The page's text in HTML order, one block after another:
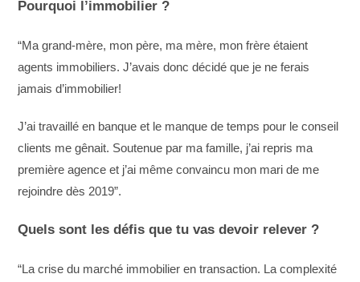
Pourquoi l’immobilier ?
“Ma grand-mère, mon père, ma mère, mon frère étaient
agents immobiliers. J’avais donc décidé que je ne ferais
jamais d’immobilier!
J’ai travaillé en banque et le manque de temps pour le conseil
clients me gênait. Soutenue par ma famille, j’ai repris ma
première agence et j’ai même convaincu mon mari de me
rejoindre dès 2019”.
Quels sont les défis que tu vas devoir relever ?
“La crise du marché immobilier en transaction. La complexité